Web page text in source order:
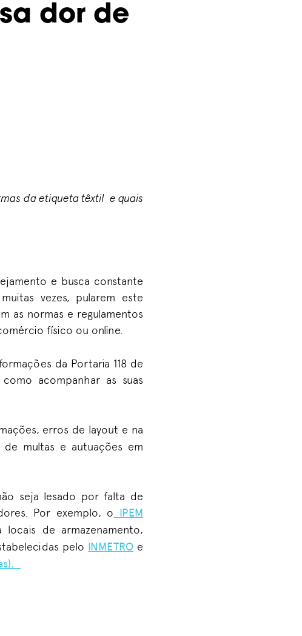
dor de
da etiqueta têxtil e quais
e busca constante
vezes, pularem este
as normas e regulamentos
físico ou online.
da Portaria 118 de
acompanhar as suas
erros de layout e na
multas e autuações em
seja lesado por falta de
Por exemplo, o IPEM
de armazenamento,
pelo INMETROe